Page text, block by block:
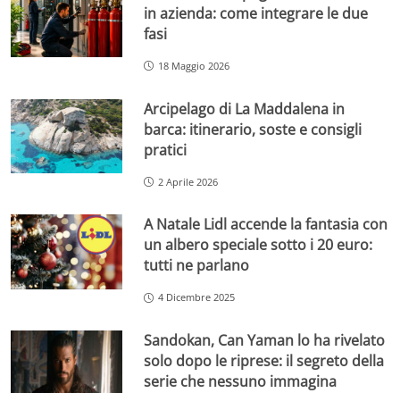
in azienda: come integrare le due
fasi
18 Maggio 2026
Arcipelago di La Maddalena in
barca: itinerario, soste e consigli
pratici
2 Aprile 2026
A Natale Lidl accende la fantasia con
un albero speciale sotto i 20 euro:
tutti ne parlano
4 Dicembre 2025
Sandokan, Can Yaman lo ha rivelato
solo dopo le riprese: il segreto della
serie che nessuno immagina